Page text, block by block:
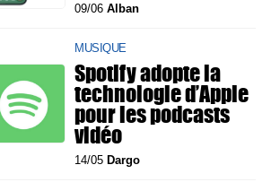
09/06Alban
MUSIQUE
Spotify adopte la
technologie d’Apple
pour les podcasts
vidéo
14/05 Dargo